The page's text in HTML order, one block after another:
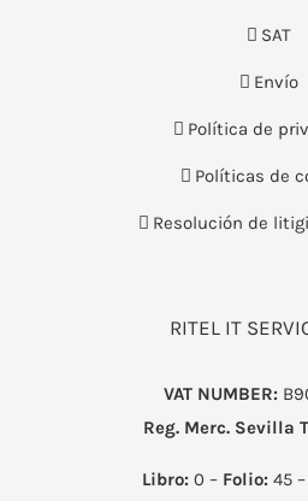
SAT
Envío
Política de
Políticas de
Resolución de
RITEL IT
VAT NUMBER:
Reg. Merc. Sevilla
Libro:0 – Folio:45 –